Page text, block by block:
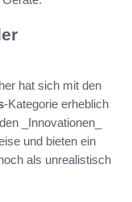
hat sich mit den
-Kategorie erheblich
_Innovationen_
und bieten ein
als unrealistisch